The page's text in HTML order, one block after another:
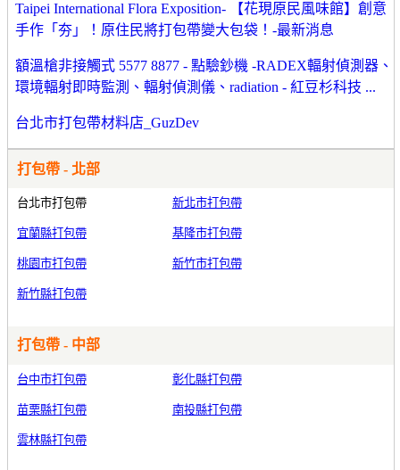
Taipei International Flora Exposition- 【花現原民風味館】創意
手作「夯」！原住民將打包帶變大包袋！-最新消息
額溫槍非接觸式 5577 8877 - 點驗鈔機 -RADEX輻射偵測器、
環境輻射即時監測、輻射偵測儀、radiation - 紅豆杉科技 ...
台北市打包帶材料店_GuzDev
打包帶 - 北部
台北市打包帶 新北市打包帶
宜蘭縣打包帶 基隆市打包帶
桃園市打包帶 新竹市打包帶
新竹縣打包帶
打包帶 - 中部
台中市打包帶 彰化縣打包帶
苗栗縣打包帶 南投縣打包帶
雲林縣打包帶